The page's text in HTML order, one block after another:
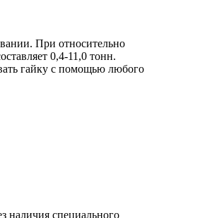
При относительно
0,4-11,0 тонн.
гайку с помощью любого
наличия специального